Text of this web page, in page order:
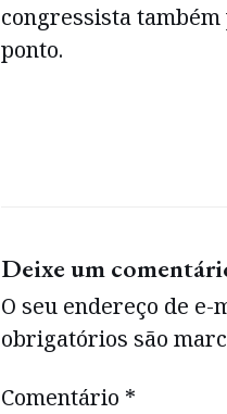
congressista
ponto.
Deixe um
O seu endereço de
obrigatórios são
Comentário *